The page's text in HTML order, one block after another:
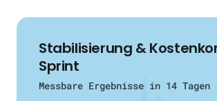
Stabilisierung &
Sprint
Messbare Ergebnisse in 14 Tagen